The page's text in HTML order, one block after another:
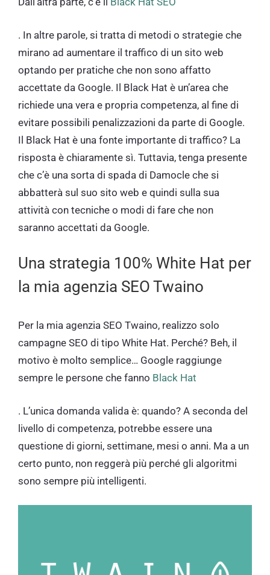
. In altre parole, si tratta di metodi o strategie che
mirano ad aumentare il traffico di un sito web
optando per pratiche che non sono affatto
accettate da Google. Il Black Hat è un’area che
richiede una vera e propria competenza, al fine di
evitare possibili penalizzazioni da parte di Google.
Il Black Hat è una fonte importante di traffico? La
risposta è chiaramente sì. Tuttavia, tenga presente
che c’è una sorta di spada di Damocle che si
abbatterà sul suo sito web e quindi sulla sua
attività con tecniche o modi di fare che non
saranno accettati da Google.
Una strategia 100% White Hat per
la mia agenzia SEO Twaino
Per la mia agenzia SEO Twaino, realizzo solo
campagne SEO di tipo White Hat. Perché? Beh, il
motivo è molto semplice… Google raggiunge
sempre le persone che fanno Black Hat
. L’unica domanda valida è: quando? A seconda del
livello di competenza, potrebbe essere una
questione di giorni, settimane, mesi o anni. Ma a un
certo punto, non reggerà più perché gli algoritmi
sono sempre più intelligenti.